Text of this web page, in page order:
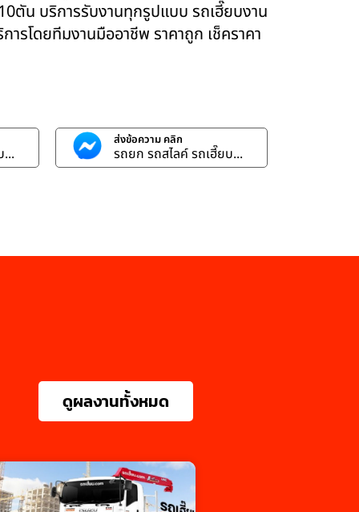
ตัน บริการรับงานทุกรูปแบบ รถเฮี๊ยบงาน
ารโดยทีมงานมืออาชีพ ราคาถูก เช็คราคา
ส่งข้อความ คลิก
รถยก รถสไลค์ รถเฮี๊ยบ...
ดูผลงานทั้งหมด